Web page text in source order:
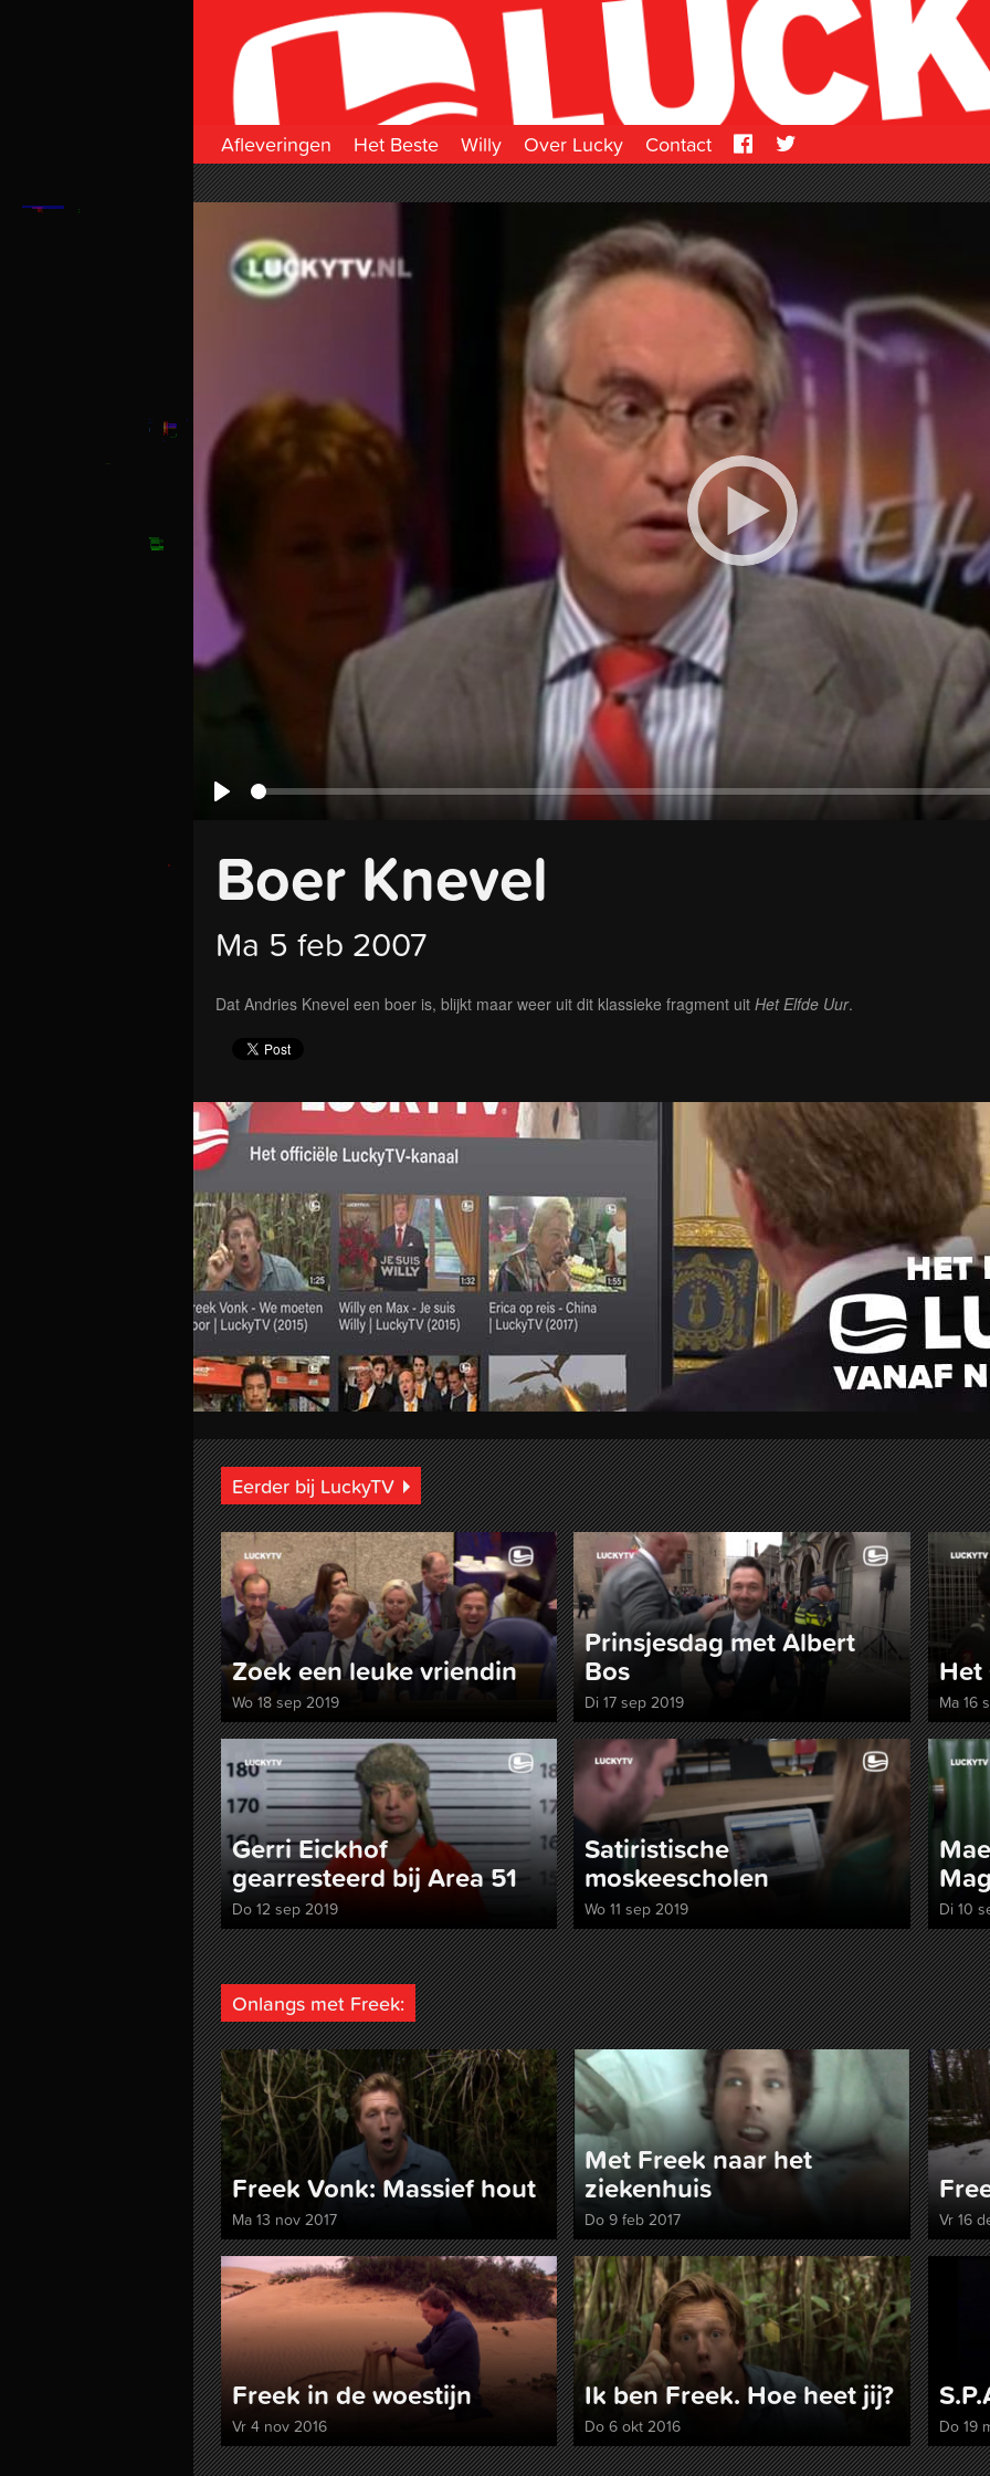
Afleveringen Het Beste Willy Over Lucky
Contact
Facebook
Twitter
Play
Seek
Boer Knevel
Ma 5 feb 2007
Dat Andries Knevel een boer is, blijkt maar weer uit dit klassieke fragment uit Het Elfde Uur.
Eerder bij LuckyTV
Zoek een leuke vriendin
Wo 18 sep 2019
Prinsjesdag met Albert
Bos
Di 17 sep 2019
Het
Ma 16
Gerri Eickhof
gearresteerd bij Area 51
Do 12 sep 2019
Satiristische
moskeescholen
Wo 11 sep 2019 Di 10
Onlangs met Freek:
Freek Vonk: Massief hout
Ma 13 nov 2017
Met Freek naar het
ziekenhuis
Do 9 feb 2017 Vr 16
Freek in de woestijn
Vr 4 nov 2016
Ik ben Freek. Hoe heet jij?
Do 6 okt 2016 Do 19